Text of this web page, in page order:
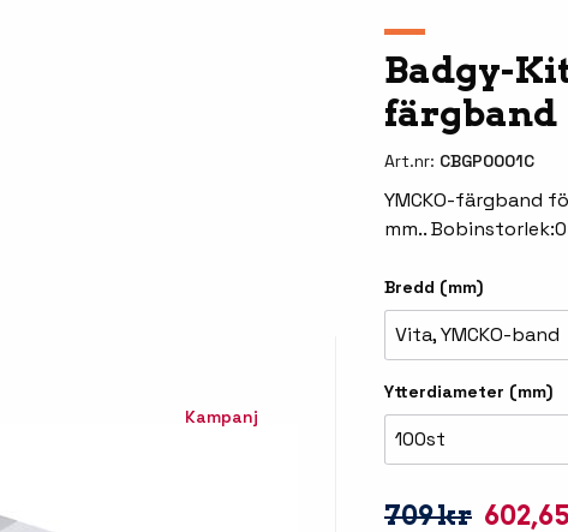
Handhållna streckkodsläsare
Streckkodsverifierare
Kampanj
Badgy-
färgband
Art.nr: CBGP0001C
YMCKO-färgband
mm..
Bredd (mm)
Vita, YMCKO-band
Ytterdiameter (mm)
100st
709 kr